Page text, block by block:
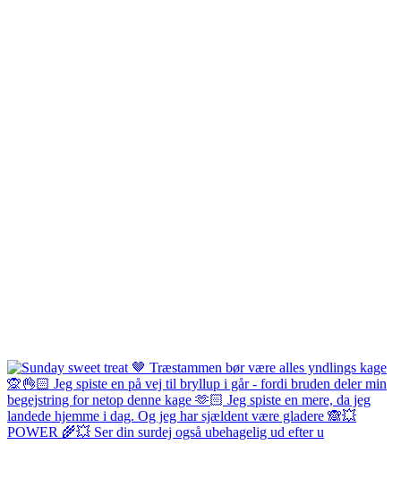
POWER 🌾💥 Ser din surdej også ubehagelig ud efter u